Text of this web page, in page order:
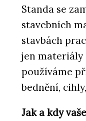
Standa se
stavebních
stavbách
jen materiály
používáme
bednění,
Jak a kdy